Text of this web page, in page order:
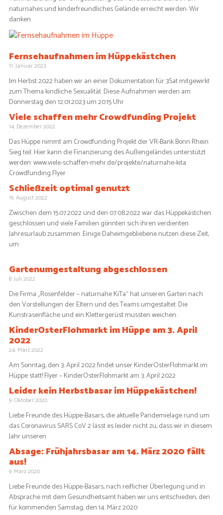
naturnahes und kinderfreundliches Gelände erreicht werden. Wir
danken
Fernsehaufnahmen im Hüppekästchen
11. Januar 2023
Im Herbst 2022 haben wir an einer Dokumentation für 3Sat mitgewirkt
zum Thema kindliche Sexualität. Diese Aufnahmen werden am
Donnerstag den 12.01.2023 um 20:15 Uhr
Viele schaffen mehr Crowdfunding Projekt
14. Dezember 2022
Das Hüppe nimmt am Crowdfunding Projekt der VR-Bank Bonn Rhein
Sieg teil. Hier kann die Finanzierung des Außengeländes unterstützt
werden: www.viele-schaffen-mehr.de/projekte/naturnahe-kita
Crowdfunding Flyer
Schließzeit optimal genutzt
19. August 2022
Zwischen dem 15.07.2022 und den 07.08.2022 war das Hüppekästchen
geschlossen und viele Familien gönnten sich ihren verdienten
Jahresurlaub zusammen. Einige Daheimgebliebene nutzen diese Zeit,
um
Gartenumgestaltung abgeschlossen
8. Juli 2022
Die Firma „Rosenfelder – naturnahe KiTa“ hat unseren Garten nach
den Vorstellungen der Eltern und des Teams umgestaltet. Die
Kunstrasenfläche und ein Klettergerüst mussten weichen.
KinderOsterFlohmarkt im Hüppe am 3. April
2022
24. März 2022
Am Sonntag, den 3. April 2022 findet unser KinderOsterFlohmarkt im
Hüppe statt! Flyer – KinderOsterFlohmarkt am 3. April 2022
Leider kein Herbstbasar im Hüppekästchen!
9. Oktober 2020
Liebe Freunde des Hüppe-Basars, die aktuelle Pandemielage rund um
das Coronavirus SARS CoV 2 lässt es leider nicht zu, dass wir in diesem
Jahr unseren
Absage: Frühjahrsbasar am 14. März 2020 fällt
aus!
9. März 2020
Liebe Freunde des Hüppe-Basars, nach reiflicher Überlegung und in
Absprache mit dem Gesundheitsamt haben wir uns entschieden, den
für kommenden Samstag, den 14. März 2020